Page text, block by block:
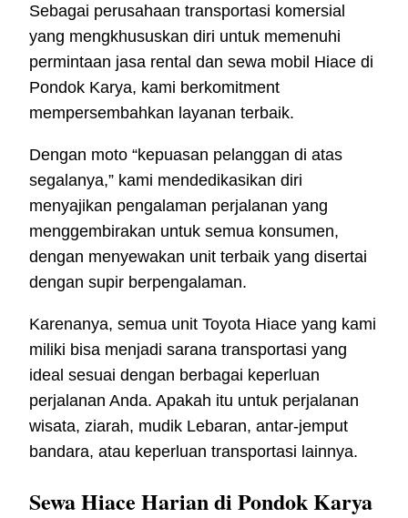
Sebagai perusahaan transportasi komersial
yang mengkhususkan diri untuk memenuhi
permintaan jasa rental dan sewa mobil Hiace di
Pondok Karya, kami berkomitment
mempersembahkan layanan terbaik.
Dengan moto “kepuasan pelanggan di atas
segalanya,” kami mendedikasikan diri
menyajikan pengalaman perjalanan yang
menggembirakan untuk semua konsumen,
dengan menyewakan unit terbaik yang disertai
dengan supir berpengalaman.
Karenanya, semua unit Toyota Hiace yang kami
miliki bisa menjadi sarana transportasi yang
ideal sesuai dengan berbagai keperluan
perjalanan Anda. Apakah itu untuk perjalanan
wisata, ziarah, mudik Lebaran, antar-jemput
bandara, atau keperluan transportasi lainnya.
Sewa Hiace Harian di Pondok Karya